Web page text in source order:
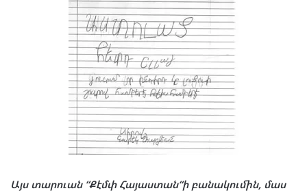
Այս տարուան“Քէմփ Հայաստան“ի բանակումին, մաս